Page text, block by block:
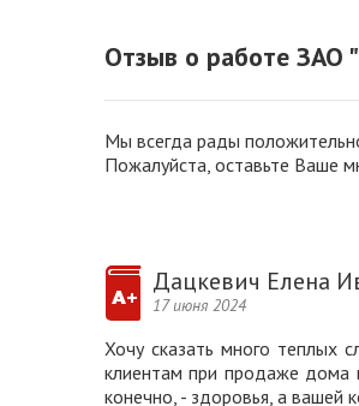
Отзыв о работе ЗАО
Мы всегда рады
Пожалуйста, оставьте Ваше
Дацкевич Елена
17 июня 2024
Хочу сказать много теплых
клиентам при продаже дома
конечно, - здоровья, а вашей